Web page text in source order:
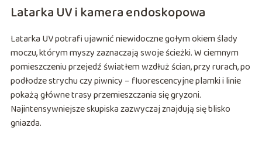
Latarka UV i kamera endoskopowa
Latarka UV potrafi ujawnić niewidoczne gołym okiem ślady
moczu, którym myszy zaznaczają swoje ścieżki. W ciemnym
pomieszczeniu przejedź światłem wzdłuż ścian, przy rurach, po
podłodze strychu czy piwnicy – fluorescencyjne plamki i linie
pokażą główne trasy przemieszczania się gryzoni.
Najintensywniejsze skupiska zazwyczaj znajdują się blisko
gniazda.